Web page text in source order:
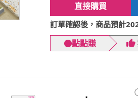
直接購買
訂單確認後，商品預計
點點賺